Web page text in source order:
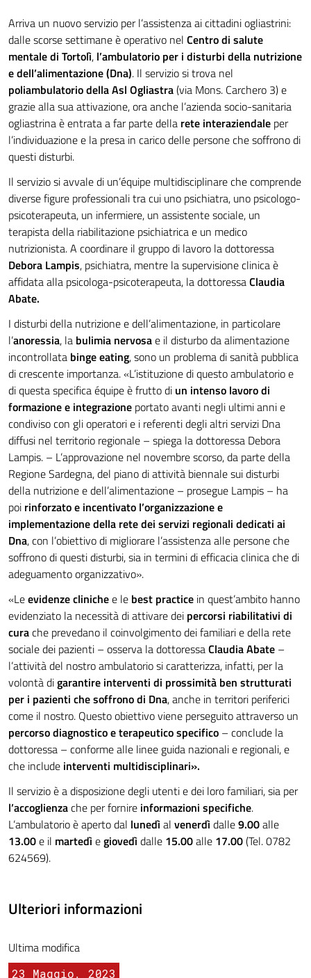
Arriva un nuovo servizio per l’assistenza ai cittadini ogliastrini:
dalle scorse settimane è operativo nel Centro di salute
mentale di Tortolì, l’ambulatorio per i disturbi della nutrizione
e dell’alimentazione (Dna). Il servizio si trova nel
poliambulatorio della Asl Ogliastra(via Mons. Carchero 3) e
grazie alla sua attivazione, ora anche l’azienda socio-sanitaria
ogliastrina è entrata a far parte della rete interaziendale per
l’individuazione e la presa in carico delle persone che soffrono di
questi disturbi.
Il servizio si avvale di un’équipe multidisciplinare che comprende
diverse figure professionali tra cui uno psichiatra, uno psicologo-
psicoterapeuta, un infermiere, un assistente sociale, un
terapista della riabilitazione psichiatrica e un medico
nutrizionista. A coordinare il gruppo di lavoro la dottoressa
Debora Lampis, psichiatra, mentre la supervisione clinica è
affidata alla psicologa-psicoterapeuta, la dottoressaClaudia
Abate.
I disturbi della nutrizione e dell’alimentazione, in particolare
l’anoressia, la bulimia nervosae il disturbo da alimentazione
incontrollata binge eating, sono un problema di sanità pubblica
di crescente importanza. «L’istituzione di questo ambulatorio e
di questa specifica équipe è frutto di un intenso lavoro di
formazione e integrazione portato avanti negli ultimi anni e
condiviso con gli operatori e i referenti degli altri servizi Dna
diffusi nel territorio regionale – spiega la dottoressa Debora
Lampis. – L’approvazione nel novembre scorso, da parte della
Regione Sardegna, del piano di attività biennale sui disturbi
della nutrizione e dell’alimentazione – prosegue Lampis – ha
poi rinforzato e incentivato l’organizzazione e
implementazione della retedei servizi regionali dedicati ai
Dna, con l’obiettivo di migliorare l’assistenza alle persone che
soffrono di questi disturbi, sia in termini di efficacia clinica che di
adeguamento organizzativo».
«Leevidenze clinichee le best practice in quest’ambito hanno
evidenziato la necessità di attivare dei percorsi riabilitativi di
curache prevedano il coinvolgimento dei familiari e della rete
sociale dei pazienti – osserva la dottoressaClaudia Abate –
l’attività del nostro ambulatorio si caratterizza, infatti, per la
volontà digarantire interventi di prossimità ben strutturati
per i pazienti che soffrono di Dna, anche in territori periferici
come il nostro. Questo obiettivo viene perseguito attraverso un
percorso diagnostico e terapeutico specifico – conclude la
dottoressa – conforme alle linee guida nazionali e regionali, e
che include interventi multidisciplinari».
Il servizio è a disposizione degli utenti e dei loro familiari, sia per
l’accoglienzache per fornire informazioni specifiche.
L’ambulatorio è aperto dal lunedìal venerdìdalle9.00alle
13.00e il martedìegiovedìdalle 15.00alle 17.00(Tel. 0782
624569).
Ulteriori informazioni
Ultima modifica
23 Maggio, 2023